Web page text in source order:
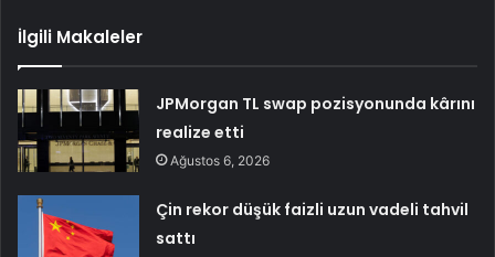
İlgili Makaleler
JPMorgan TL swap pozisyonunda kârını
realize etti
Ağustos 6, 2026
Çin rekor düşük faizli uzun vadeli tahvil
sattı